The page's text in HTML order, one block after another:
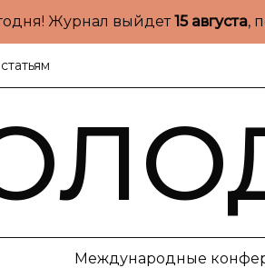
Журнал выйдет15 августа,
Международные